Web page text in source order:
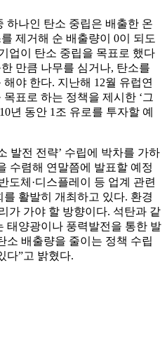
하나인 탄소 중립은 배출한 온
제거해 순 배출량이 0이 되도
업이 탄소 중립을 목표로 했다
만큼 나무를 심거나, 탄소를
야 한다. 지난해 12월 유럽연
표로 하는 정책을 제시한 ‘그
년 동안 1조 유로를 투자할 예
발전 전략’ 수립에 박차를 가하
수렴해 연말쯤에 발표할 예정
도체·디스플레이 등 업계 관련
활발히 개최하고 있다. 환경
가 가야 할 방향이다. 석탄과 같
태양광이나 풍력발전을 통한 발
소 배출량을 줄이는 정책 수립
다”고 밝혔다.